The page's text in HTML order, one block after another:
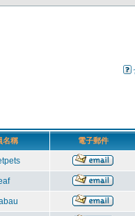
名稱 電子郵件